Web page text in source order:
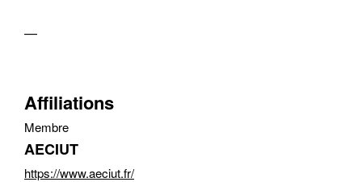
—
Affiliations
Membre
AECIUT
https://www.aeciut.fr/